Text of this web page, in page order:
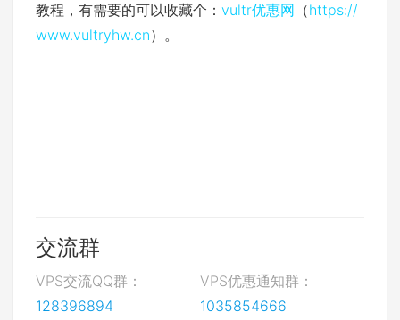
教程，有需要的可以收藏个： vultr优惠网 （https://
www.vultryhw.cn）。
交流群
VPS交流QQ群：
128396894
VPS优惠通知群：
1035854666